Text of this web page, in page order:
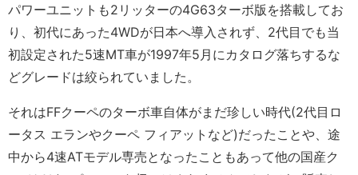
パワーユニットも2リッターの4G63ターボ版を搭載してお
り、初代にあった4WDが日本へ導入されず、2代目でも当
初設定された5速MT車が1997年5月にカタログ落ちするな
どグレードは絞られていました。
それはFFクーペのターボ車自体がまだ珍しい時代(2代目ロ
ータス エランやクーペ フィアットなど)だったことや、途
中から4速ATモデル専売となったこともあって他の国産ク